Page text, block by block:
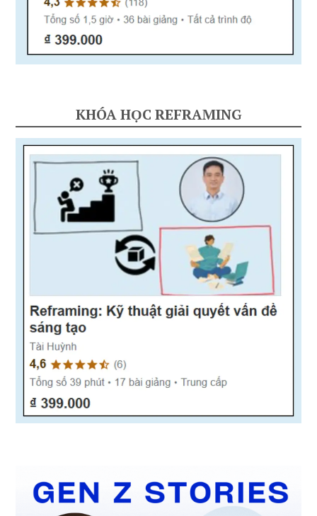
KHÓA HỌC REFRAMING